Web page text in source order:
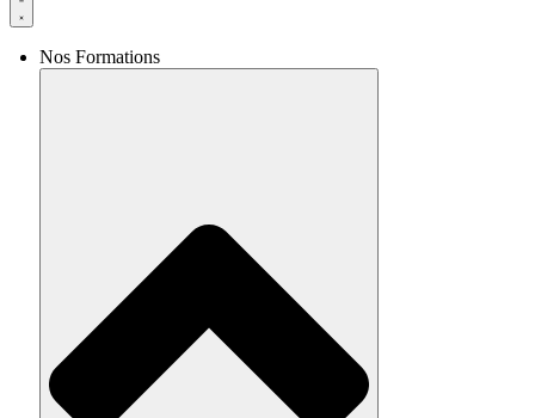
Nos Formations